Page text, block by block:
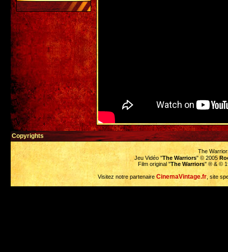
Copyrights
The
Jeu Vidéo "The Warriors" © 2005
Film original "The Warriors" ® & ©
Visitez notre partenaire CinemaVintage.fr, site